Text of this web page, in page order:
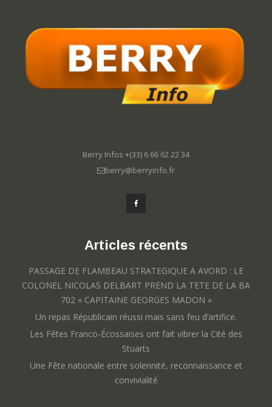
Berry Infos +(33) 6 66 62 22 34
berry@berryinfo.fr
Articles récents
PASSAGE DE FLAMBEAU STRATEGIQUE A AVORD : LE
COLONEL NICOLAS DELBART PREND LA TETE DE LA BA
702 « CAPITAINE GEORGES MADON »
Un repas Républicain réussi mais sans feu d’artifice.
Les Fêtes Franco-Écossaises ont fait vibrer la Cité des
Stuarts
Une Fête nationale entre solennité, reconnaissance et
convivialité